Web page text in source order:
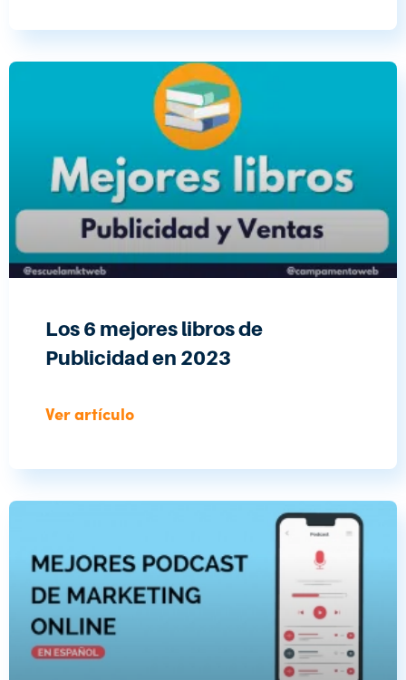
Los 6 mejores libros de
Publicidad en 2023
Ver artículo